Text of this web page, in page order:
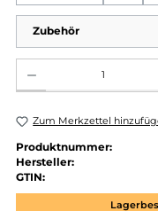
Farbeauswählen
Black Midnight-Gold
Rainbow-Purple
(Diese Option ist
Silver
Zum Merkzettel